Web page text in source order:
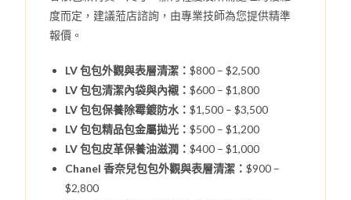
度而定，建議蒞店諮詢，由專業技師為您提供精準
報價。
LV 包包外觀與表層清潔：$800 – $2,500
LV 包包清潔內袋與內襯：$600 – $1,800
LV 包包保養除霉鍍防水：$1,500 – $3,500
LV 包包精品包金屬拋光：$500 – $1,200
LV 包包皮革保養油滋潤：$400 – $1,000
Chanel 香奈兒包包外觀與表層清潔：$900 –
$2,800